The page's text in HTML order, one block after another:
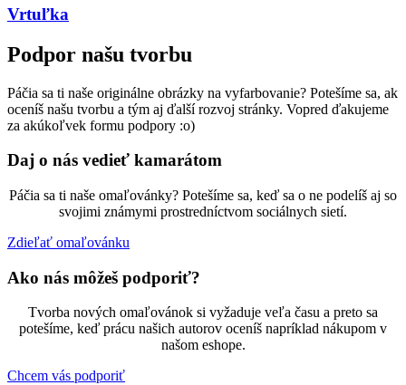
Vrtuľka
Podpor našu tvorbu
Páčia sa ti naše originálne obrázky na vyfarbovanie? Potešíme sa, ak
oceníš našu tvorbu a tým aj ďalší rozvoj stránky. Vopred ďakujeme
za akúkoľvek formu podpory :o)
Daj o nás vedieť kamarátom
Páčia sa ti naše omaľovánky? Potešíme sa, keď sa o ne podelíš aj so
svojimi známymi prostredníctvom sociálnych sietí.
Zdieľať omaľovánku
Ako nás môžeš podporiť?
Tvorba nových omaľovánok si vyžaduje veľa času a preto sa
potešíme, keď prácu našich autorov oceníš napríklad nákupom v
našom eshope.
Chcem vás podporiť